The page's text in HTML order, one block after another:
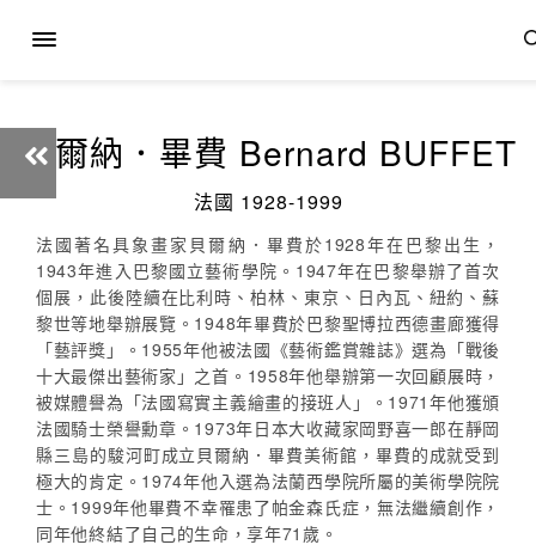
貝爾納．畢費 Bernard BUFFET
法國 1928-1999
法國著名具象畫家貝爾納．畢費於1928年在巴黎出生，
1943年進入巴黎國立藝術學院。1947年在巴黎舉辦了首次
個展，此後陸續在比利時、柏林、東京、日內瓦、紐約、蘇
黎世等地舉辦展覽。1948年畢費於巴黎聖博拉西德畫廊獲得
「藝評獎」。1955年他被法國《藝術鑑賞雜誌》選為「戰後
十大最傑出藝術家」之首。1958年他舉辦第一次回顧展時，
被媒體譽為「法國寫實主義繪畫的接班人」。1971年他獲頒
法國騎士榮譽勳章。1973年日本大收藏家岡野喜一郎在靜岡
縣三島的駿河町成立貝爾納．畢費美術館，畢費的成就受到
極大的肯定。1974年他入選為法蘭西學院所屬的美術學院院
士。1999年他畢費不幸罹患了帕金森氏症，無法繼續創作，
同年他終結了自己的生命，享年71歲。